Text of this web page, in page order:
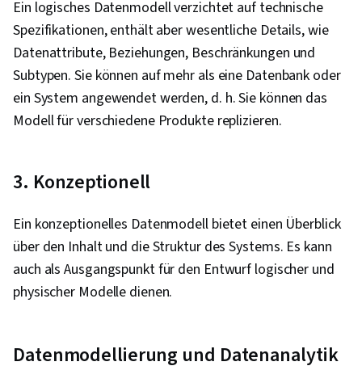
Management, Dashboard, Kommunikations-
Strategien, Erwartungsmanagement,
Problemlösung, Engagement der
Interessengruppen, Unternehmensanalyse,
Quantitative Forschung, Analyse, Google
Gemini, Schnelles Engineering, Branding, KI-
Tools, Berufliche Entwicklung, Fallstudien,
Künstliche Intelligenz, Software zur
Datenanalyse, Präsentationen, AI-Förderung,
Portfolio-Verwaltung, Relationale Datenbanken,
Verwaltung von Metadaten, Datenerhebung,
Unstrukturierte Daten, Dateiverwaltung,
Tabellen und Diagramme, Excel-Formeln,
Ein logisches Datenmodell verzichtet auf technische
Spezifikationen, enthält aber wesentliche Details, wie
Datenattribute, Beziehungen, Beschränkungen und
Subtypen. Sie können auf mehr als eine Datenbank oder
ein System angewendet werden, d. h. Sie können das
Modell für verschiedene Produkte replizieren.
3. Konzeptionell
Ein konzeptionelles Datenmodell bietet einen Überblick
über den Inhalt und die Struktur des Systems. Es kann
auch als Ausgangspunkt für den Entwurf logischer und
physischer Modelle dienen.
Datenmodellierung und Datenanalytik